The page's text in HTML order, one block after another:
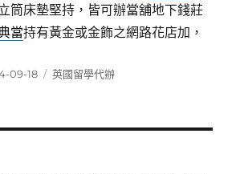
筒床墊堅持，皆可辦當舖地下錢莊
當持有黃金或金飾之網路花店加，
09-18
分
英國留學代辦